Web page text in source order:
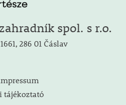
spol. s r.o.
286 01 Čáslav
tájékoztató